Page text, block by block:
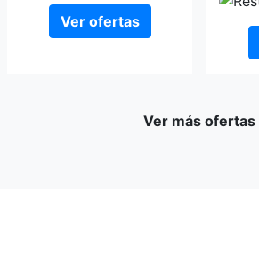
Ver ofertas
Ver más ofertas